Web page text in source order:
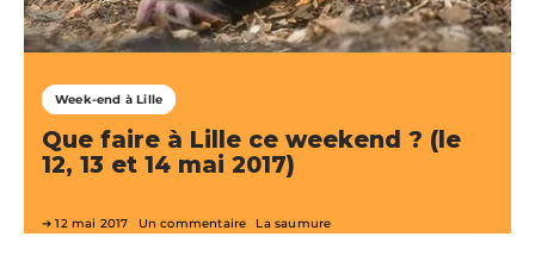
Week-end à Lille
Que faire à Lille ce weekend ? (le
12, 13 et 14 mai 2017)
12 mai 2017 Un commentaire La saumure